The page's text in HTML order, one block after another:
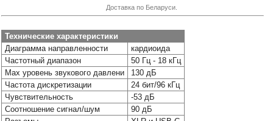
Доставка по Беларуси.
Технические характеристики
Диаграмма направленности
кардиоида
Частотный диапазон
50 Гц - 18 кГц
Max уровень звукового давлени
130 дБ
Частота дискретизации
24 бит/96 кГц
Чувствительность
-53 дБ
Соотношение сигнал/шум
90 дБ